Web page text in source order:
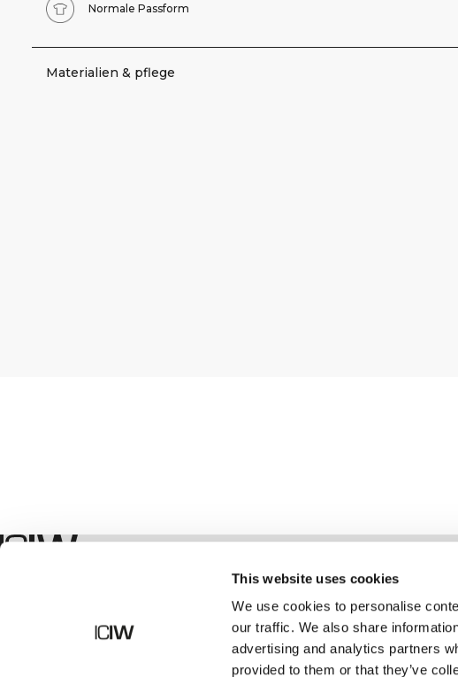
This website uses cookies
We use cookies to personalise
our traffic. We also share
advertising and analytics partners
provided to them or that they’ve
Normale Passform
Materialien & pflege